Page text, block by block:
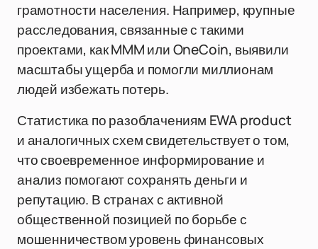
грамотности населения. Например, крупные
расследования, связанные с такими
проектами, как MMM или OneCoin, выявили
масштабы ущерба и помогли миллионам
людей избежать потерь.
Статистика по разоблачениям EWA product
и аналогичных схем свидетельствует о том,
что своевременное информирование и
анализ помогают сохранять деньги и
репутацию. В странах с активной
общественной позицией по борьбе с
мошенничеством уровень финансовых